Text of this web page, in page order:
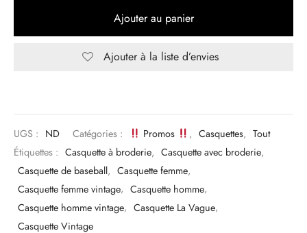
Ajouter au panier
Ajouter à la liste d’envies
UGS : ND Catégories : Promos , Casquettes, Tout
Étiquettes : Casquette à broderie, Casquette avec broderie,
Casquette de baseball, Casquette femme,
Casquette femme vintage, Casquette homme,
Casquette homme vintage, Casquette La Vague,
Casquette Vintage